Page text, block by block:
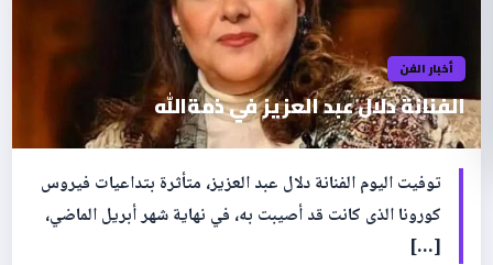
أخبار الفن
الفنانة دلال عبد العزيز في ذمةالله
توفيت اليوم الفنانة دلال عبد العزيز، متأثرة بتداعيات فيروس
كورونا الذى كانت قد أصيبت به، في نهاية شهر أبريل الماضي،
[…]